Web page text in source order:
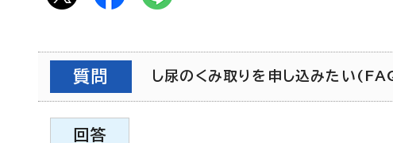
質問 し尿のくみ取りを申し込みたい
回答